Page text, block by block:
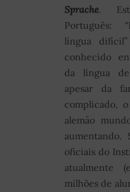
Sprache.
Português:
língua
conhecido
da língua
apesar da
complicado,
alemão
aumentando.
oficiais do
atualmente
milhões de